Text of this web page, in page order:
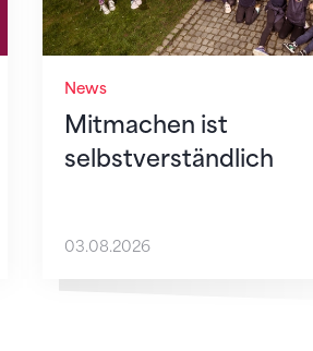
News
Mitmachen ist
selbstverständlich
03.08.2026